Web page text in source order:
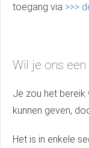
toegang via >>>
Wil je ons
Je zou het
kunnen geven,
Het is in enkele